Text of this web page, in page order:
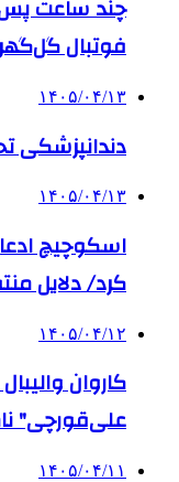
چند ساعت پس
فوتبال
۱۴۰۵/۰۴/۱۳
دندانپزشکی
۱۴۰۵/۰۴/۱۳
اسکوچیچ
کرد/ دلایل
۱۴۰۵/۰۴/۱۲
کاروان
علی‌قورچی"
۱۴۰۵/۰۴/۱۱